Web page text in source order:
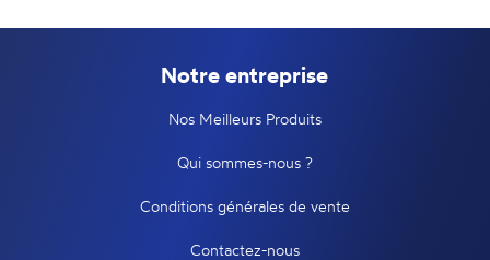
Notre entreprise
Nos Meilleurs Produits
Qui sommes-nous ?
Conditions générales de vente
Contactez-nous